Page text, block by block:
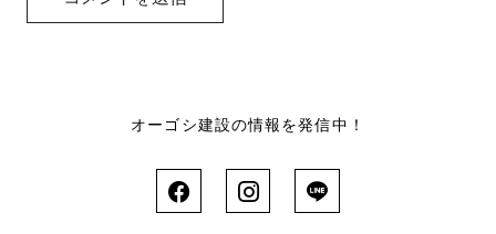
オーゴシ建設の情報を発信中！